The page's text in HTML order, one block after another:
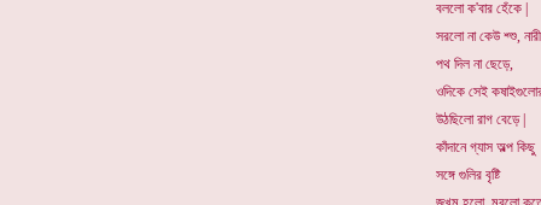
বললো ক'বার হেঁকে |
সরলো না কেউ শ্শু, নারী
পথ দিল না ছেড়ে,
ওদিকে সেই
উঠছিলো রাগ বেড়ে |
কাঁদানে গ্যাস অল্প কিছু
সঙ্গে গুলির বৃষ্টি